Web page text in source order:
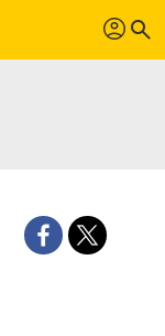
profil search